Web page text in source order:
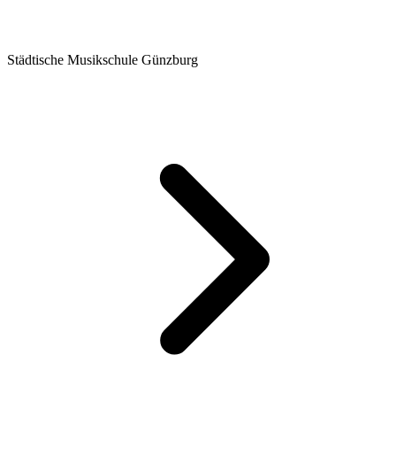
Städtische Musikschule Günzburg